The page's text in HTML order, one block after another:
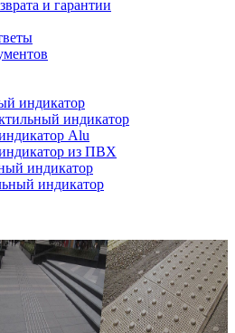
и гарантии
индикатор
индикатор
Alu
из ПВХ
индикатор
индикатор